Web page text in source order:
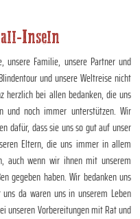
Inseln
unsere Familie, unsere Partner und
und unsere Weltreise nicht
herzlich bei allen bedanken, die uns
und noch immer unterstützen. Wir
dafür, dass sie uns so gut auf unser
Eltern, die uns immer in allem
auch wenn wir ihnen mit unserem
gegeben haben. Wir bedanken uns
da waren uns in unserem Leben
unseren Vorbereitungen mit Rat und